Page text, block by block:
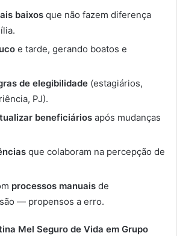
baixos que não fazem diferença
e tarde, gerando boatos e
de elegibilidade (estagiários,
PJ).
beneficiários após mudanças
que colaboram na percepção de
processos manuais de
— propensos a erro.
Mel Seguro de Vida em Grupo